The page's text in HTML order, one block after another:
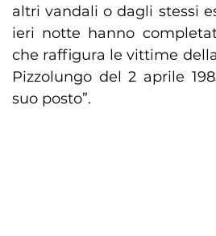
altri vandali o dagli stessi
ieri notte hanno
che raffigura le vittime
Pizzolungo del 2 aprile
suo posto”.